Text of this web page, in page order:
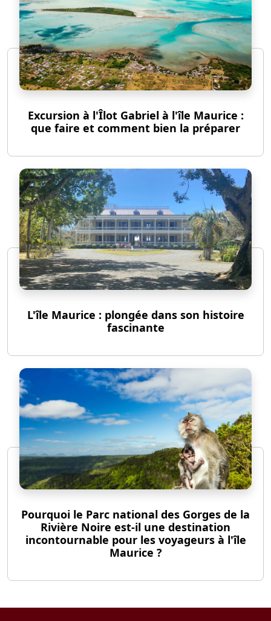
Excursion à l'Îlot Gabriel à l'île Maurice :
que faire et comment bien la préparer
L'île Maurice : plongée dans son histoire
fascinante
Pourquoi le Parc national des Gorges de la
Rivière Noire est-il une destination
incontournable pour les voyageurs à l'île
Maurice ?